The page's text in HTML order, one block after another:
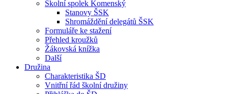
Školní spolek Komenský
Stanovy ŠSK
Shromáždění delegátů ŠSK
Formuláře ke stažení
Přehled kroužků
Žákovská knížka
Další
Družina
Charakteristika ŠD
Vnitřní řád školní družiny